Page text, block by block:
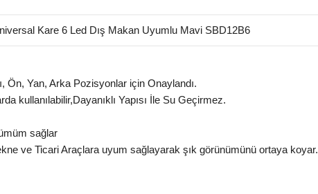
Kare 6 Led Dış Makan Uyumlu Mavi SBD12B6
Ön, Yan, Arka Pozisyonlar için Onaylandı.
kullanılabilir,Dayanıklı Yapısı İle Su Geçirmez.
sağlar
ve Ticari Araçlara uyum sağlayarak şık görünümünü ortaya koyar.